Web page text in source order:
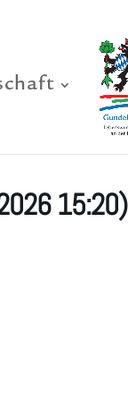
15:20)